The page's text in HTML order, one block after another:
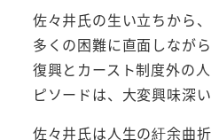
佐々井氏の生い立ちから
多くの困難に直面しなが
復興とカースト制度外の
ピソードは、大変興味深い
佐々井氏は人生の紆余曲